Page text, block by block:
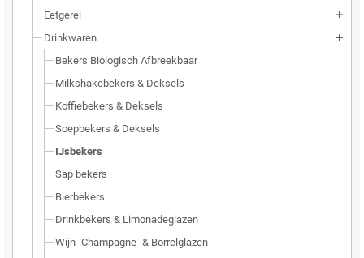
Eetgerei add
Drinkwaren add
Bekers Biologisch Afbreekbaar
Milkshakebekers & Deksels
Koffiebekers & Deksels
Soepbekers & Deksels
IJsbekers
Sap bekers
Bierbekers
Drinkbekers & Limonadeglazen
Wijn- Champagne- & Borrelglazen